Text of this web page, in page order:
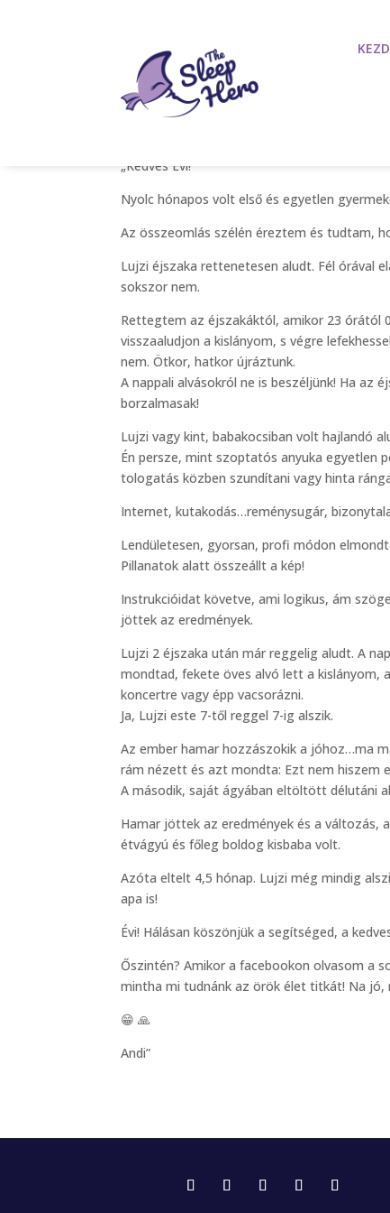
Andi, a 8 hónapos
ápr 5, 2022
„Kedves Évi!
Nyolc hónapos volt első és egyetlen
Az összeomlás szélén éreztem és tudtam,
Lujzi éjszaka rettenetesen aludt. Fél órával
sokszor nem.
Rettegtem az éjszakáktól, amikor 23 órától
visszaaludjon a kislányom, s végre
nem. Ötkor, hatkor újráztunk.
A nappali alvásokról ne is beszéljünk! Ha az
borzalmasak!
Lujzi vagy kint, babakocsiban volt hajlandó
Én persze, mint szoptatós anyuka egyetlen
tologatás közben szundítani vagy hinta
Internet, kutakodás…reménysugár,
Lendületesen, gyorsan, profi módon
Pillanatok alatt összeállt a kép!
Instrukcióidat követve, ami logikus, ám
jöttek az eredmények.
Lujzi 2 éjszaka után már reggelig aludt. A
mondtad, fekete öves alvó lett a kislányom,
koncertre vagy épp vacsorázni.
Ja, Lujzi este 7-től reggel 7-ig alszik.
Az ember hamar hozzászokik a jóhoz…ma
rám nézett és azt mondta: Ezt nem hiszem
A második, saját ágyában eltöltött délutáni
Hamar jöttek az eredmények és a változás,
étvágyú és főleg boldog kisbaba volt.
Azóta eltelt 4,5 hónap. Lujzi még mindig
apa is!
Évi! Hálásan köszönjük a segítséged, a
Őszintén? Amikor a facebookon olvasom a
mintha mi tudnánk az örök élet titkát! Na
😁 🙏
Andi”